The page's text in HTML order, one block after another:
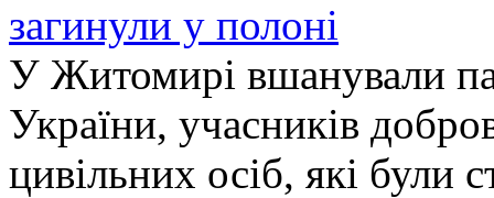
У Житомирі вшанували
України, учасників
цивільних осіб, які були